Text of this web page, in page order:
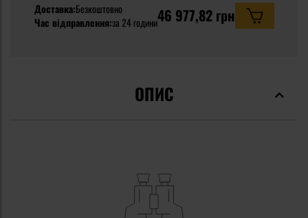
Доставка:Безкоштовно
Час відправлення:за 24 години46 977,82 грн
ОПИС